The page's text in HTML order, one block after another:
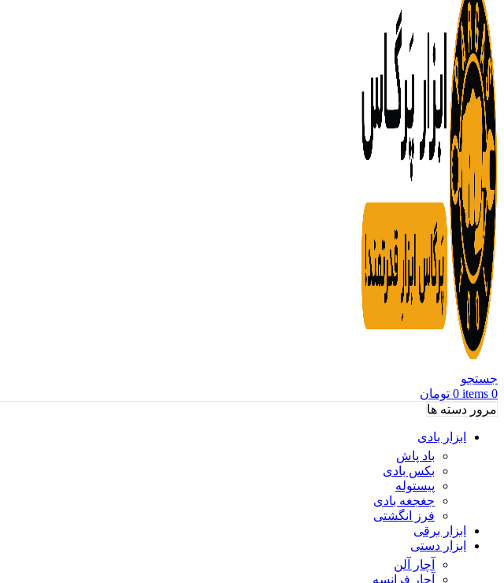
جستجو
0
items
0 تومان
مرور دسته ها
ابزار بادی
باد پاش
بکس بادی
پیستوله
جغجغه بادی
فرز انگشتی
ابزار برقی
ابزار دستی
آچار آلن
آچار فرانسه